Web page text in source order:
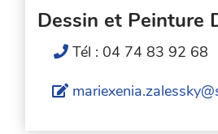
Dessin et Peinture
Tél : 04 74 83 92 68